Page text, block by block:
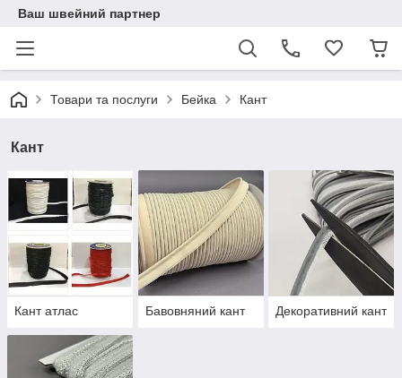
Ваш швейний партнер
Товари та послуги Бейка Кант
Кант
Кант атлас Бавовняний кант Декоративний кант